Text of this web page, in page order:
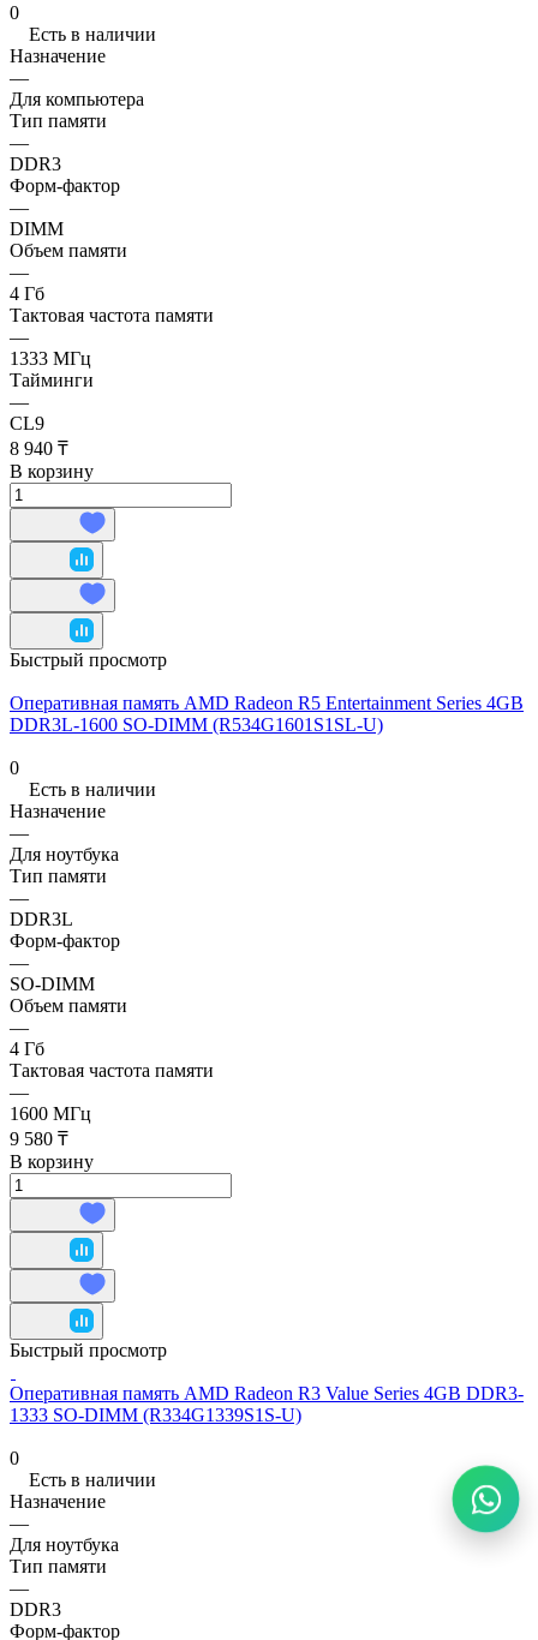
0
Есть в наличии
Назначение
—
Для компьютера
Тип памяти
—
DDR3
Форм-фактор
—
DIMM
Объем памяти
—
4 Гб
Тактовая частота памяти
—
1333 МГц
Тайминги
—
CL9
8 940 ₸
В корзину
Быстрый просмотр
Оперативная память AMD Radeon R5 Entertainment Series 4GB
DDR3L-1600 SO-DIMM (R534G1601S1SL-U)
0
Есть в наличии
Назначение
—
Для ноутбука
Тип памяти
—
DDR3L
Форм-фактор
—
SO-DIMM
Объем памяти
—
4 Гб
Тактовая частота памяти
—
1600 МГц
9 580 ₸
В корзину
Быстрый просмотр
Оперативная память AMD Radeon R3 Value Series 4GB DDR3-
1333 SO-DIMM (R334G1339S1S-U)
0
Есть в наличии
Назначение
—
Для ноутбука
Тип памяти
—
DDR3
Форм-фактор